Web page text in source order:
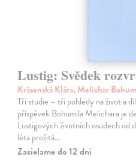
Lustig: Svědek
Krásenská Klára, Melichar
Tři studie – tři pohledy na život a
příspěvek Bohumila Melichara je
Lustigových životních osudech od
léta prožitá…
Zasielame do 12 dní